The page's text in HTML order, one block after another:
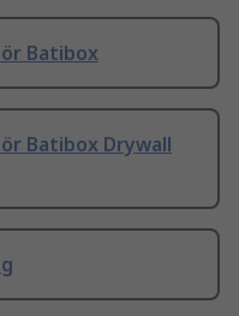
Batibox
Batibox Drywall